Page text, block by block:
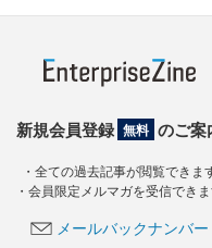
新規会員登録 無料 のご案
・全ての過去記事が閲覧できま
・会員限定メルマガを受信でき
メールバックナンバー